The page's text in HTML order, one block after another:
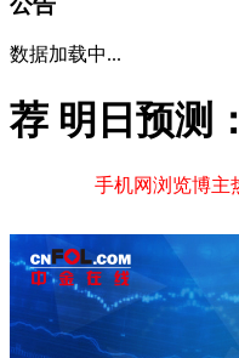
数据加载中...
荐 明日预测
手机网浏览博主